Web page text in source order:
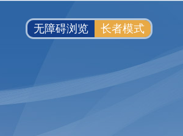
无障碍浏览 长者模式